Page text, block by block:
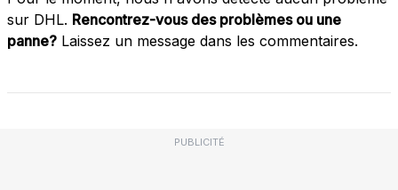
sur DHL. Rencontrez-vous des problèmes ou une
panne? Laissez un message dans les commentaires.
PUBLICITÉ